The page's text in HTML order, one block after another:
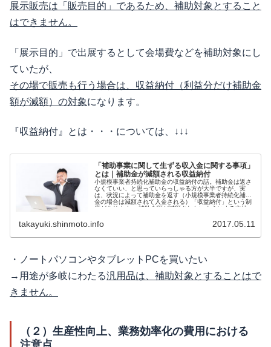
展示販売は「販売目的」であるため、補助対象とすること
はできません。
「展示目的」で出展するとして会場費などを補助対象にし
ていたが、
その場で販売も行う場合は、収益納付（利益分だけ補助金
額が減額）の対象になります。
『収益納付』とは・・・については、↓↓↓
「補助事業に関して生ずる収入金に関する事項」
とは｜補助金が減額される収益納付
小規模事業者持続化補助金の収益納付の話。補助金は返さ
なくていい、と思っていらっしゃる方が大半ですが、実
は、状況によって補助金を返す（小規模事業者持続化補助
金の場合は減額されて入金される）「収益納付」という制
度があります。 補助金額が減額されないようにする方法、
takayuki.shinmoto.info 2017.05.11
・ノートパソコンやタブレットPCを買いたい
→用途が多岐にわたる汎用品は、補助対象とすることはで
きません。
（２）生産性向上、業務効率化の費用における
注意点